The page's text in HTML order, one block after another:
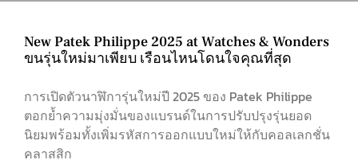
New Patek Philippe 2025 at Watches & Wonders
ขนรุ่นใหม่มาเพียบ เรือนไหนโดนใจคุณที่สุด
การเปิดตัวนาฬิการุ่นใหม่ปี 2025 ของ Patek Philippe
ตอกย้ำความมุ่งมั่นของแบรนด์ในการปรับปรุงรุ่นยอด
นิยมพร้อมทั้งเพิ่มรหัสการออกแบบใหม่ให้กับคอลเลกชั่น
คลาสสิก